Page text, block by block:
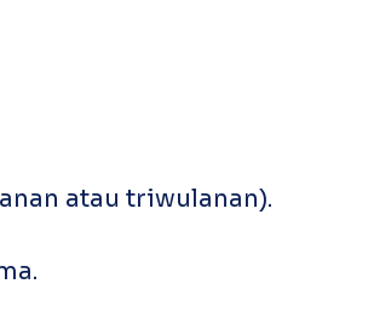
atau triwulanan).